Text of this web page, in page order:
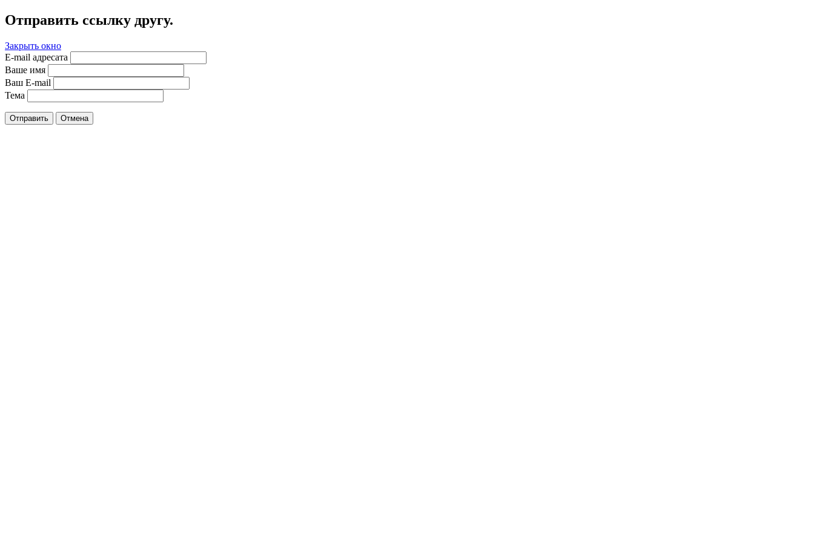
Отправить ссылку другу.
Закрыть окно
E-mail адресата
Ваше имя
Ваш E-mail
Тема
Отправить Отмена